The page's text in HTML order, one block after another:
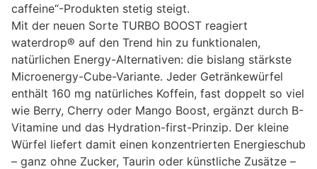
caffeine“-Produkten stetig steigt.
Mit der neuen Sorte TURBO BOOST reagiert
waterdrop® auf den Trend hin zu funktionalen,
natürlichen Energy-Alternativen: die bislang stärkste
Microenergy-Cube-Variante. Jeder Getränkewürfel
enthält 160 mg natürliches Koffein, fast doppelt so viel
wie Berry, Cherry oder Mango Boost, ergänzt durch B-
Vitamine und das Hydration-first-Prinzip. Der kleine
Würfel liefert damit einen konzentrierten Energieschub
– ganz ohne Zucker, Taurin oder künstliche Zusätze –